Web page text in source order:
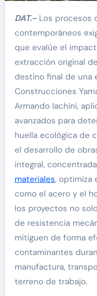
DAT.-Los procesos
contemporáneos
que evalúe el
extracción original
destino final de una
Construcciones
Armando Iachini,
avanzados para
huella ecológica de
el desarrollo de
integral,
materiales, optimiza
como el acero y el
los proyectos no
de resistencia
mitiguen de forma
contaminantes
manufactura,
terreno de trabajo.